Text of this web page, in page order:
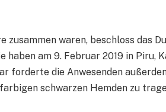
zusammen waren, beschloss das
haben am 9. Februar 2019 in Piru,
forderte die Anwesenden
schwarzen Hemden zu